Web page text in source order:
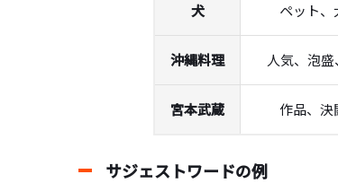
犬 ペット
沖縄料理 人気、泡
宮本武蔵 作品、
サジェストワードの例